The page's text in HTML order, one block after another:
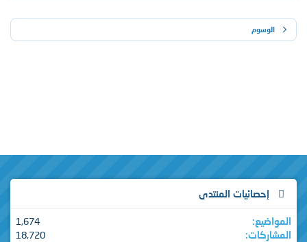
الوسوم
إحصائيات المنتدى
المواضيع
1,674
المشاركات
18,720